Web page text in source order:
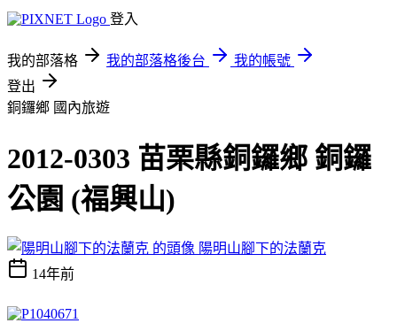
登入
我的部落格 我的部落格後台
我的帳號
登出
銅鑼鄉 國內旅遊
2012-0303 苗栗縣銅鑼鄉 銅鑼
公園 (福興山)
陽明山腳下的法蘭克
14年前